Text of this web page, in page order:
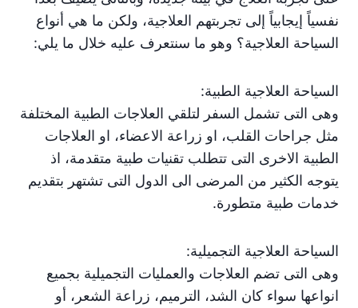
نفسياً إيجابياً إلى تجربتهم العلاجية، ولكن ما هي أنواع
السياحة العلاجية؟ وهو ما سنتعرف عليه خلال ما يلي:
السياحة العلاجية الطبية:
وهى التى تشمل السفر لتلقي العلاجات الطبية المختلفة
مثل جراحات القلب، او زراعة الاعضاء، او العلاجات
الطبية الاخرى التى تتطلب تقنيات طبية متقدمة، اذ
يتوجه الكثير من المرضى الى الدول التى تشتهر بتقديم
خدمات طبية متطورة.
السياحة العلاجية التجميلية:
وهى التى تضم العلاجات والعمليات التجميلية بجميع
انواعها سواء كان الشد، الترميم، زراعة الشعر، أو